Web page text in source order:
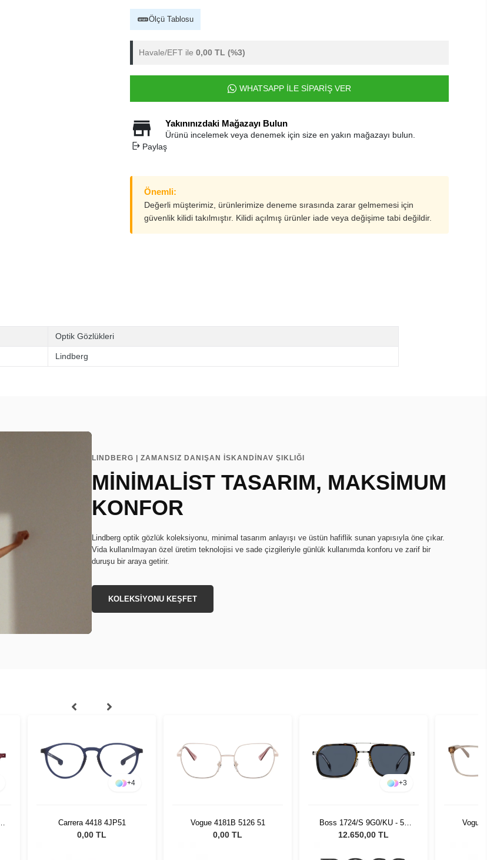
Ölçü Tablosu
Havale/EFT ile 0,00 TL (%3)
WHATSAPP İLE SİPARİŞ VER
Yakınınızdaki Mağazayı Bulun
Ürünü incelemek veya denemek için size en yakın mağazayı bulun.
Paylaş
Önemli:
Değerli müşterimiz, ürünlerimize deneme sırasında zarar gelmemesi için
güvenlik kilidi takılmıştır. Kilidi açılmış ürünler iade veya değişime tabi değildir.
Optik Gözlükleri
Lindberg
LINDBERG | ZAMANSIZ DANIŞAN İSKANDİNAV ŞIKLIĞI
MİNİMALİST TASARIM, MAKSİMUM
KONFOR
Lindberg optik gözlük koleksiyonu, minimal tasarım anlayışı ve üstün hafiflik sunan yapısıyla öne çıkar.
Vida kullanılmayan özel üretim teknolojisi ve sade çizgileriyle günlük kullanımda konforu ve zarif bir
duruşu bir araya getirir.
KOLEKSİYONU KEŞFET
+4
Carrera 4418 4JP51
0,00 TL
Vogue 4181B 5126 51
0,00 TL
+3
Boss 1724/S 9G0/KU - 55
Unisex Güneş Gözlüğü
12.650,00 TL
Vogue